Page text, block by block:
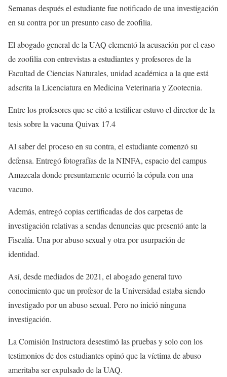
Semanas después el estudiante fue notificado de una investigación
en su contra por un presunto caso de zoofilia.
El abogado general de la UAQ elementó la acusación por el caso
de zoofilia con entrevistas a estudiantes y profesores de la
Facultad de Ciencias Naturales, unidad académica a la que está
adscrita la Licenciatura en Medicina Veterinaria y Zootecnia.
Entre los profesores que se citó a testificar estuvo el director de la
tesis sobre la vacuna Quivax 17.4
Al saber del proceso en su contra, el estudiante comenzó su
defensa. Entregó fotografías de la NINFA, espacio del campus
Amazcala donde presuntamente ocurrió la cópula con una
vacuno.
Además, entregó copias certificadas de dos carpetas de
investigación relativas a sendas denuncias que presentó ante la
Fiscalía. Una por abuso sexual y otra por usurpación de
identidad.
Así, desde mediados de 2021, el abogado general tuvo
conocimiento que un profesor de la Universidad estaba siendo
investigado por un abuso sexual. Pero no inició ninguna
investigación.
La Comisión Instructora desestimó las pruebas y solo con los
testimonios de dos estudiantes opinó que la víctima de abuso
ameritaba ser expulsado de la UAQ.